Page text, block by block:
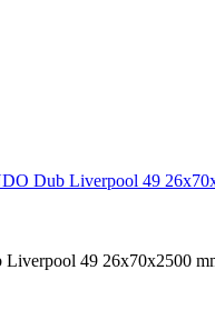
49 26x70x2500